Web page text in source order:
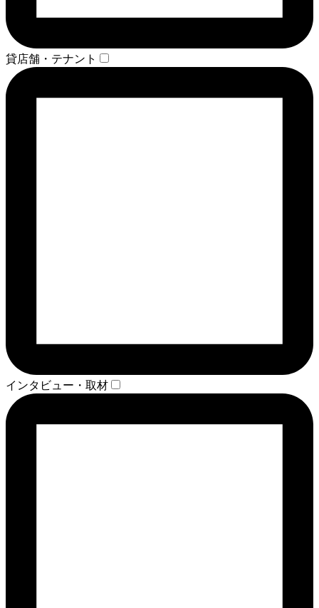
貸店舗・テナント
インタビュー・取材